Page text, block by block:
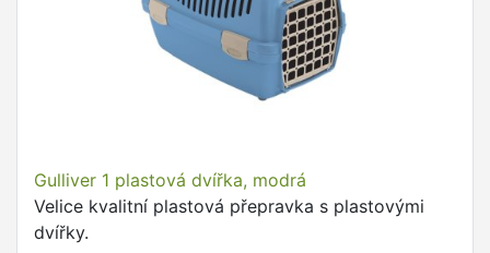
Gulliver 1 plastová dvířka, modrá
Velice kvalitní plastová přepravka s plastovými
dvířky.